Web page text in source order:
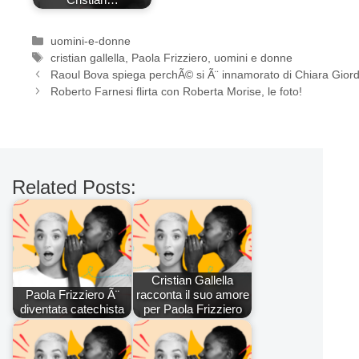
Categorie
uomini-e-donne
Tag
cristian gallella Paola Frizziero uomini e donne
Raoul Bova spiega perchÃ© si Ã¨ innamorato di Chiara
Roberto Farnesi flirta con Roberta Morise, le foto!
Related Posts:
Paola Frizziero Ã¨
diventata catechista
Cristian Gallella
racconta il suo amore
per Paola Frizziero